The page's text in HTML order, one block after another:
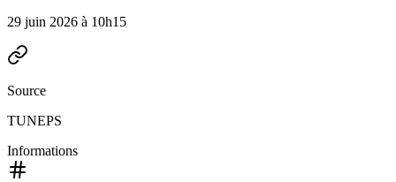
29 juin 2026 à 10h15
Source
TUNEPS
Informations